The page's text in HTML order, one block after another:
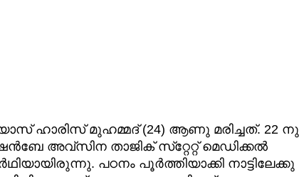
ഹാരിസ് മുഹമ്മദ് (24) ആണു മരിച്ചത്. 22 നു
അവ്സിന താജിക് സ്‌റ്റേറ്റ് മെഡിക്കൽ
പഠനം പൂർത്തിയാക്കി നാട്ടിലേക്കു